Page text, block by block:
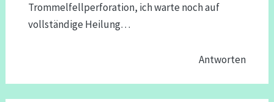
Trommelfellperforation, ich warte noch auf
vollständige Heilung…
Antworten